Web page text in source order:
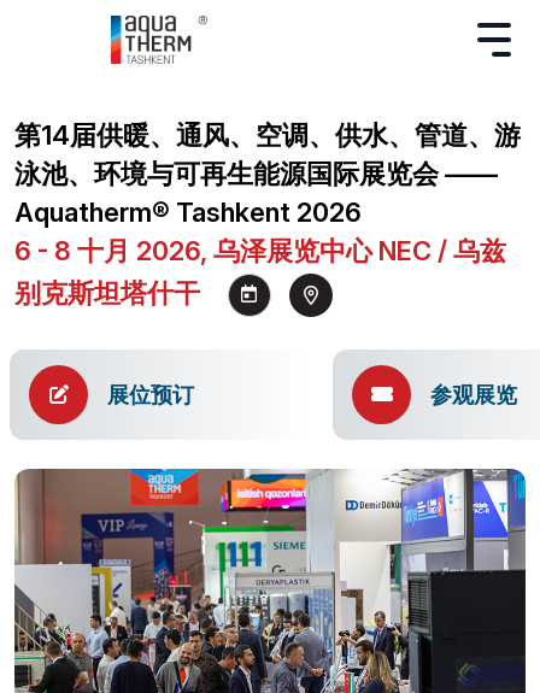
第14届供暖、通风、空调、供水、管道、游
泳池、环境与可再生能源国际展览会 ——
Aquatherm® Tashkent 2026
6 - 8 十月 2026, 乌泽展览中心 NEC / 乌兹
别克斯坦塔什干
展位预订 参观展览